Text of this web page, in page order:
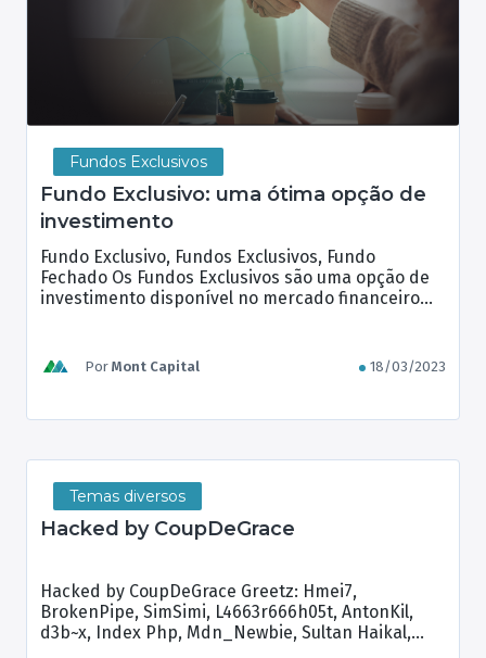
Fundos Exclusivos
Fundo Exclusivo: uma ótima opção de
investimento
Fundo Exclusivo, Fundos Exclusivos, Fundo
Fechado Os Fundos Exclusivos são uma opção de
investimento disponível no mercado financeiro
serem fundos fechados, eles oferecem algumas
vantagens em relação aos fundos abertos, como a
mais adequada ao […]
Por Mont Capital 18/03/2023
Temas diversos
Hacked by CoupDeGrace
Hacked by CoupDeGrace Greetz: Hmei7,
BrokenPipe, SimSimi, L4663r666h05t, AntonKil,
d3b~x, Index Php, Mdn_Newbie, Sultan Haikal,